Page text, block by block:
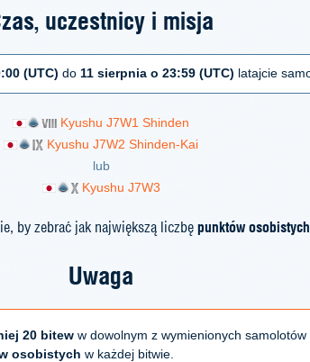
uczestnicy i misja
(UTC) do 11 sierpnia o 23:59 (UTC) latajcie
Kyushu J7W1 Shinden
Kyushu J7W2 Shinden-Kai
lub
Kyushu J7W3
by zebrać jak największą liczbępunktów
Uwaga
20 bitew w dowolnym z wymienionych samolotów
osobistych w każdej bitwie.